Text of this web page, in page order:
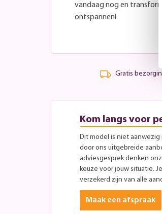
vandaag nog en
ontspannen!
Gratis
Kom langs voor
Dit model is niet aanwezig
door ons uitgebreide
adviesgesprek denken
keuze voor jouw situatie.
verzekerd zijn van alle
Maak een afspraak